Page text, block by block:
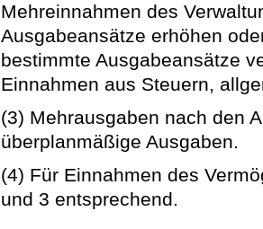
Mehreinnahmen des
Ausgabeansätze erhöhen
bestimmte Ausgabeansätze
Einnahmen aus Steuern,
(3) Mehrausgaben nach den
überplanmäßige Ausgaben.
(4) Für Einnahmen des
und 3 entsprechend.